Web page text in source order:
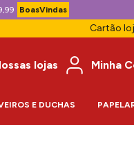
BoasVindas
Cartão
lojas
Minha
E DUCHAS